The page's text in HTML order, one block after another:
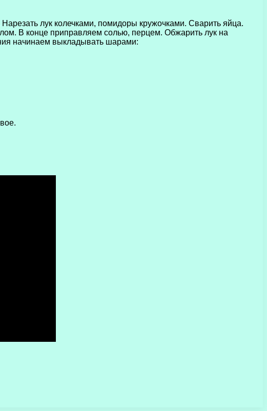
лук колечками, помидоры кружочками. Сварить яйца.
В конце приправляем солью, перцем. Обжарить лук на
начинаем выкладывать шарами: